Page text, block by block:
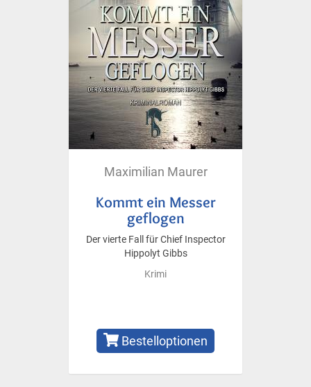
Maximilian Maurer
Kommt ein Messer
geflogen
Der vierte Fall für Chief Inspector
Hippolyt Gibbs
Krimi
Bestelloptionen